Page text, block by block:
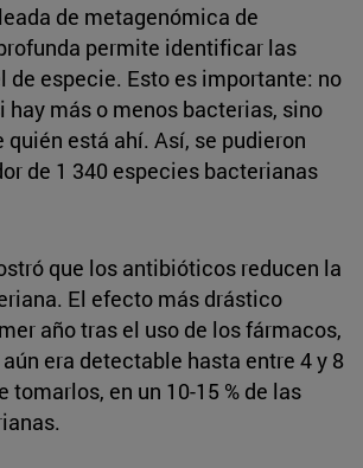
de metagenómica de
permite identificar las
de especie. Esto es importante: no
hay más o menos bacterias, sino
está ahí. Así, se pudieron
de 1 340 especies bacterianas
que los antibióticos reducen la
El efecto más drástico
año tras el uso de los fármacos,
era detectable hasta entre 4 y 8
tomarlos, en un 10-15 % de las